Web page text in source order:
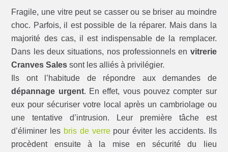
Fragile, une vitre peut se casser ou se briser au moindre
choc. Parfois, il est possible de la réparer. Mais dans la
majorité des cas, il est indispensable de la remplacer.
Dans les deux situations, nos professionnels en vitrerie
Cranves Sales sont les alliés à privilégier.
Ils ont l’habitude de répondre aux demandes de
dépannage urgent. En effet, vous pouvez compter sur
eux pour sécuriser votre local après un cambriolage ou
une tentative d’intrusion. Leur première tâche est
d’éliminer les bris de verrepour éviter les accidents. Ils
procèdent ensuite à la mise en sécurité du lieu